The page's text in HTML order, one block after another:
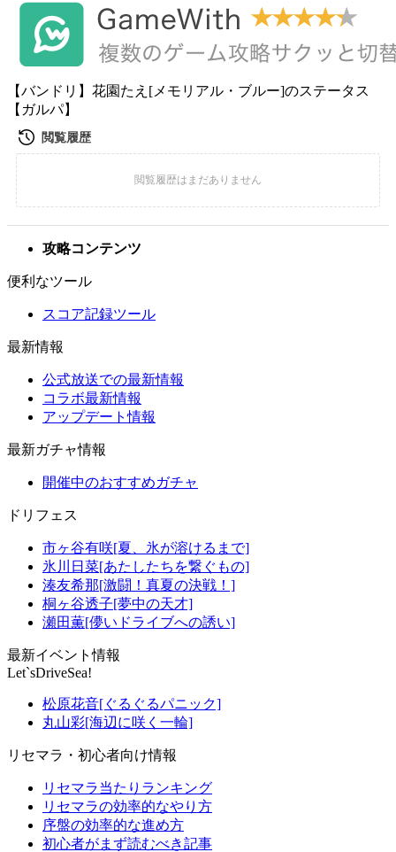
【バンドリ】花園たえ[メモリアル・ブルー]のステータス
【ガルパ】
攻略コンテンツ
便利なツール
スコア記録ツール
最新情報
公式放送での最新情報
コラボ最新情報
アップデート情報
最新ガチャ情報
開催中のおすすめガチャ
ドリフェス
市ヶ谷有咲[夏、氷が溶けるまで]
氷川日菜[あたしたちを繋ぐもの]
湊友希那[激闘！真夏の決戦！]
桐ヶ谷透子[夢中の天才]
瀬田薫[儚いドライブへの誘い]
最新イベント情報
Let`sDriveSea!
松原花音[ぐるぐるパニック]
丸山彩[海辺に咲く一輪]
リセマラ・初心者向け情報
リセマラ当たりランキング
リセマラの効率的なやり方
序盤の効率的な進め方
初心者がまず読むべき記事